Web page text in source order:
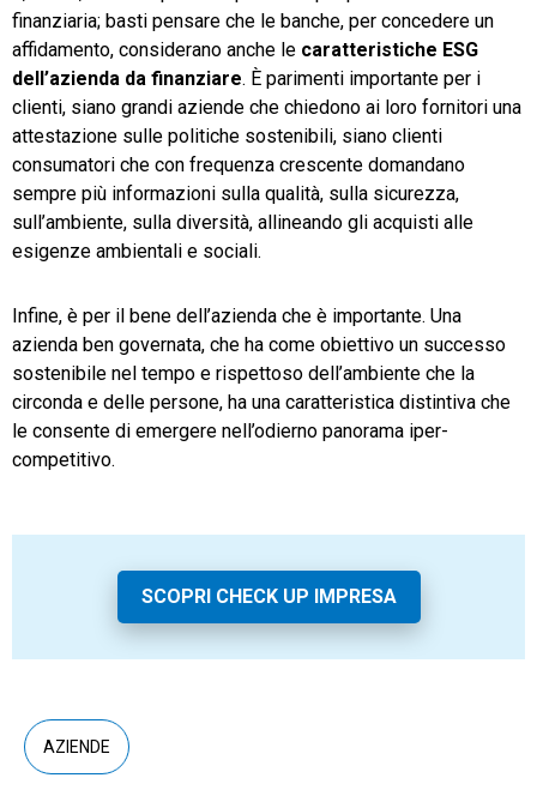
finanziaria; basti pensare che le banche, per concedere un
affidamento, considerano anche le caratteristiche ESG
dell’azienda da finanziare. È parimenti importante per i
clienti, siano grandi aziende che chiedono ai loro fornitori una
attestazione sulle politiche sostenibili, siano clienti
consumatori che con frequenza crescente domandano
sempre più informazioni sulla qualità, sulla sicurezza,
sull’ambiente, sulla diversità, allineando gli acquisti alle
esigenze ambientali e sociali.
Infine, è per il bene dell’azienda che è importante. Una
azienda ben governata, che ha come obiettivo un successo
sostenibile nel tempo e rispettoso dell’ambiente che la
circonda e delle persone, ha una caratteristica distintiva che
le consente di emergere nell’odierno panorama iper-
competitivo.
SCOPRI CHECK UP IMPRESA
AZIENDE